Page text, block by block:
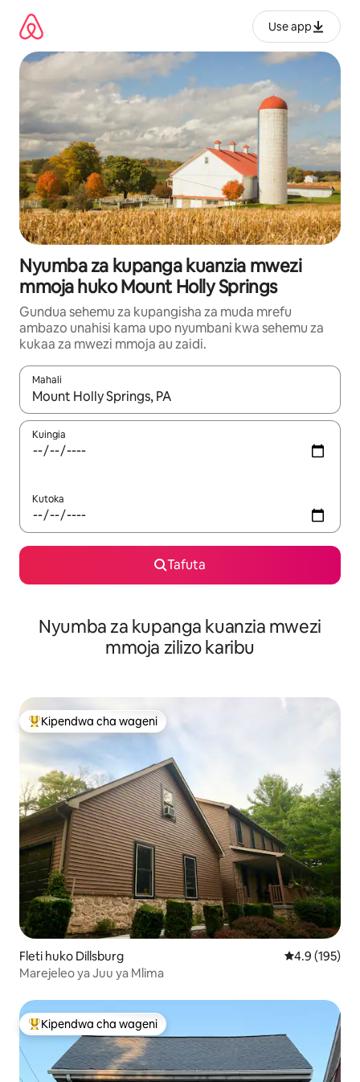
kwenda
kwenye
maudhui
Use app
Nyumba za kupanga kuanzia mwezi
mmoja huko Mount Holly Springs
Gundua sehemu za kupangisha za muda mrefu
ambazo unahisi kama upo nyumbani kwa sehemu za
kukaa za mwezi mmoja au zaidi.
Mahali
Wakati matokeo yanapatikana, vinjari kwa kutumia vitufe vya
Kuingia
Kutoka
Tafuta
Nyumba za kupanga kuanzia mwezi
mmoja zilizo karibu
Kipendwa maarufu cha wageni
Kipendwa cha wageni
Fleti huko Dillsburg Ukadiriaji wa
4.9 (195)
Marejeleo ya Juu ya Mlima
Kipendwa maarufu cha wageni
Kipendwa cha wageni